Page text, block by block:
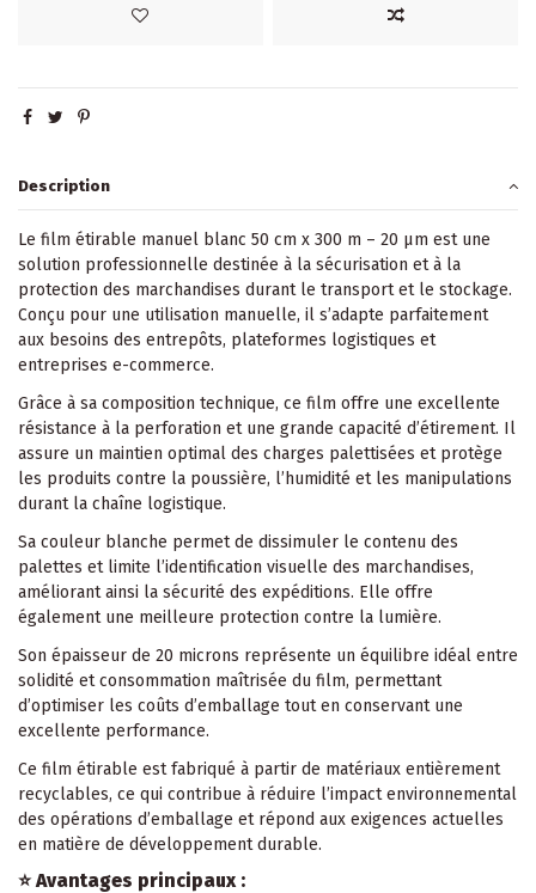
Description
Le film étirable manuel blanc 50 cm x 300 m – 20 µm est une
solution professionnelle destinée à la sécurisation et à la
protection des marchandises durant le transport et le stockage.
Conçu pour une utilisation manuelle, il s’adapte parfaitement
aux besoins des entrepôts, plateformes logistiques et
entreprises e-commerce.
Grâce à sa composition technique, ce film offre une excellente
résistance à la perforation et une grande capacité d’étirement. Il
assure un maintien optimal des charges palettisées et protège
les produits contre la poussière, l’humidité et les manipulations
durant la chaîne logistique.
Sa couleur blanche permet de dissimuler le contenu des
palettes et limite l’identification visuelle des marchandises,
améliorant ainsi la sécurité des expéditions. Elle offre
également une meilleure protection contre la lumière.
Son épaisseur de 20 microns représente un équilibre idéal entre
solidité et consommation maîtrisée du film, permettant
d’optimiser les coûts d’emballage tout en conservant une
excellente performance.
Ce film étirable est fabriqué à partir de matériaux entièrement
recyclables, ce qui contribue à réduire l’impact environnemental
des opérations d’emballage et répond aux exigences actuelles
en matière de développement durable.
⭐ Avantages principaux :